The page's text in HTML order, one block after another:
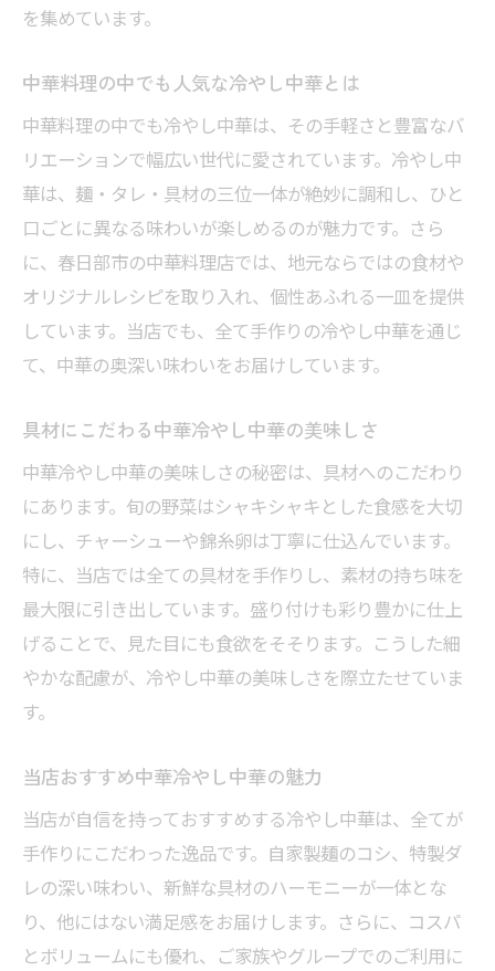
を集めています。
中華料理の中でも人気な冷やし中華とは
中華料理の中でも冷やし中華は、その手軽さと豊富なバ
リエーションで幅広い世代に愛されています。冷やし中
華は、麺・タレ・具材の三位一体が絶妙に調和し、ひと
口ごとに異なる味わいが楽しめるのが魅力です。さら
に、春日部市の中華料理店では、地元ならではの食材や
オリジナルレシピを取り入れ、個性あふれる一皿を提供
しています。当店でも、全て手作りの冷やし中華を通じ
て、中華の奥深い味わいをお届けしています。
具材にこだわる中華冷やし中華の美味しさ
中華冷やし中華の美味しさの秘密は、具材へのこだわり
にあります。旬の野菜はシャキシャキとした食感を大切
にし、チャーシューや錦糸卵は丁寧に仕込んでいます。
特に、当店では全ての具材を手作りし、素材の持ち味を
最大限に引き出しています。盛り付けも彩り豊かに仕上
げることで、見た目にも食欲をそそります。こうした細
やかな配慮が、冷やし中華の美味しさを際立たせていま
す。
当店おすすめ中華冷やし中華の魅力
当店が自信を持っておすすめする冷やし中華は、全てが
手作りにこだわった逸品です。自家製麺のコシ、特製ダ
レの深い味わい、新鮮な具材のハーモニーが一体とな
り、他にはない満足感をお届けします。さらに、コスパ
とボリュームにも優れ、ご家族やグループでのご利用に